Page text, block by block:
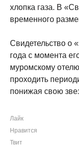
хлопка газа. В
временного
Свидетельство о
года с момента
муромскому
проходить
понижая свою
Лайк
Нравится
Твит